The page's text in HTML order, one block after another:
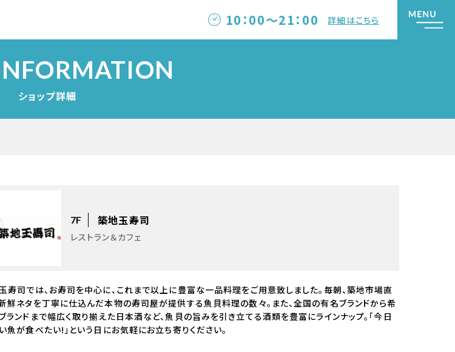
10：00～21：00 詳細はこちら
ショップ詳細
7F 築地玉寿司
レストラン＆カフェ
寿司では、お寿司を中心に、これまで以上に豊富な一品料理をご用意致しました。毎朝、築地市場直
鮮ネタを丁寧に仕込んだ本物の寿司屋が提供する魚貝料理の数々。また、全国の有名ブランドから希
ランドまで幅広く取り揃えた日本酒など、魚貝の旨みを引き立てる酒類を豊富にラインナップ。「今日
魚が食べたい!」という日にお気軽にお立ち寄りください。